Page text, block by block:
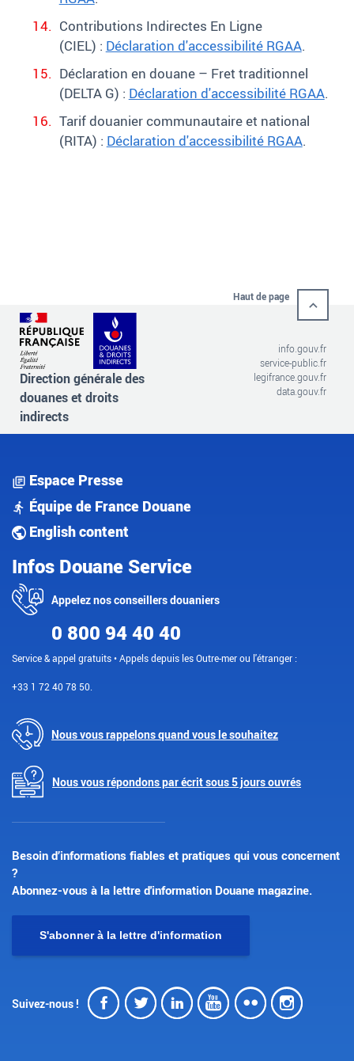
Contributions Indirectes En Ligne
(CIEL) : Déclaration d'accessibilité RGAA.
Déclaration en douane – Fret traditionnel
(DELTA G) : Déclaration d'accessibilité RGAA.
Tarif douanier communautaire et national
(RITA) : Déclaration d'accessibilité RGAA.
Haut de page
Direction générale des
douanes et droits
indirects
info.gouv.fr
service-public.fr
legifrance.gouv.fr
data.gouv.fr
Espace Presse
Équipe de France Douane
English content
Infos Douane Service
Appelez nos conseillers douaniers
0 800 94 40 40
Service & appel gratuits • Appels depuis les Outre-mer ou l'étranger :
+33 1 72 40 78 50.
Nous vous rappelons quand vous le souhaitez
Nous vous répondons par écrit sous 5 jours ouvrés
Besoin d’informations fiables et pratiques qui vous concernent
?
Abonnez-vous à la lettre d'information Douane magazine.
S'abonner à la lettre d'information
Suivez-nous ! Facebook
Twitter
LinkedIn
Youtube
Flickr